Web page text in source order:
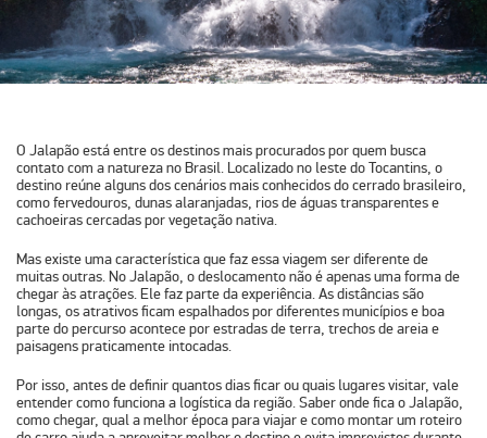
O Jalapãoestá entre os destinos mais procurados por quem busca
contato com a natureza no Brasil. Localizado no leste do Tocantins, o
destino reúne alguns dos cenários mais conhecidos do cerrado brasileiro,
comofervedouros, dunas alaranjadas, rios de águas transparentes e
cachoeiras cercadas por vegetação nativa.
Mas existe uma característica que faz essa viagem ser diferente de
muitas outras. No Jalapão, o deslocamento não é apenas uma forma de
chegar às atrações. Ele faz parte da experiência. As distâncias são
longas, os atrativos ficam espalhados por diferentes municípios e boa
parte do percurso acontece porestradas de terra, trechos de areia e
paisagens praticamente intocadas.
Por isso, antes de definir quantos dias ficar ou quais lugares visitar, vale
entender como funciona a logística da região. Saberonde fica o Jalapão,
como chegar, qual a melhor época para viajar e como montar um roteiro